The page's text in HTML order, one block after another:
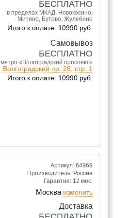
БЕСПЛАТНО
в пределах МКАД, Новокосино,
Митино, Бутово, Жулебино
Итого к оплате: 10990 руб.
Самовывоз
БЕСПЛАТНО
метро «Волгоградский проспект»
Волгоградский пр. 28, стр. 1
Итого к оплате: 10990 руб.
Артикул: 64969
Производитель: Россия
Гарантия: 12 мес.
Москва изменить
Доставка